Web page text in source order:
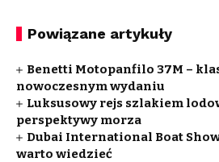
Powiązane artykuły
Benetti Motopanfilo 37M –
nowoczesnym wydaniu
Luksusowy rejs szlakiem
perspektywy morza
Dubai International Boat
warto wiedzieć